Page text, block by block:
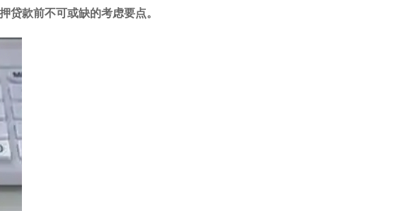
贷款前不可或缺的考虑要点。